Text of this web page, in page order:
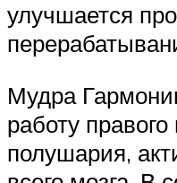
улучшается
Мудра
работу правого
полушария,